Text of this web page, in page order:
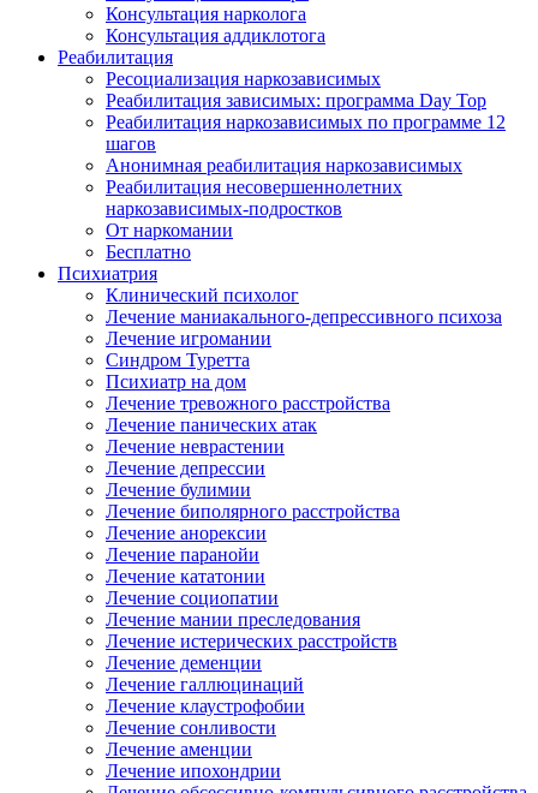
Консультация нарколога
Консультация аддиклотога
Реабилитация
Ресоциализация наркозависимых
Реабилитация зависимых: программа Day Top
Реабилитация наркозависимых по программе 12
шагов
Анонимная реабилитация наркозависимых
Реабилитация несовершеннолетних
наркозависимых-подростков
От наркомании
Бесплатно
Психиатрия
Клинический психолог
Лечение маниакального-депрессивного психоза
Лечение игромании
Синдром Туретта
Психиатр на дом
Лечение тревожного расстройства
Лечение панических атак
Лечение неврастении
Лечение депрессии
Лечение булимии
Лечение биполярного расстройства
Лечение анорексии
Лечение паранойи
Лечение кататонии
Лечение социопатии
Лечение мании преследования
Лечение истерических расстройств
Лечение деменции
Лечение галлюцинаций
Лечение клаустрофобии
Лечение сонливости
Лечение аменции
Лечение ипохондрии